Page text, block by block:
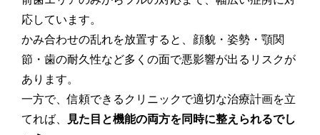
応しています。
かみ合わせの乱れを放置すると、顔貌・姿勢・顎関
節・歯の耐久性など多くの面で悪影響が出るリスクが
あります。
一方で、信頼できるクリニックで適切な治療計画を立
てれば、
見た目と機能の両方を同時に整えられるでし